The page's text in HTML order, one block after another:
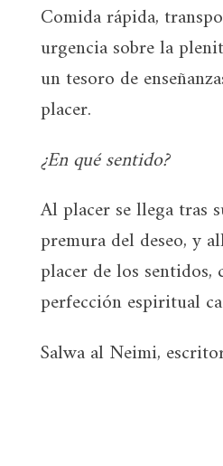
Comida rápida,
urgencia sobre la
un tesoro de
placer.
¿En qué sentido?
Al placer se llega tras
premura del deseo, y
placer de los
perfección espiritual
Salwa al Neimi,